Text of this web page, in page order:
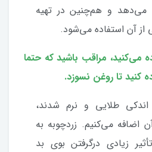
می‌دهد و هم‌چنین در تهیه
از آن استفاده می‌شود.
می‌کنید، مراقب باشید که حتما
کنید تا روغن نسوزد.
اندکی طلایی و نرم شدند،
اضافه می‌کنیم. زردچوبه به
زیادی درگرفتن بوی بد